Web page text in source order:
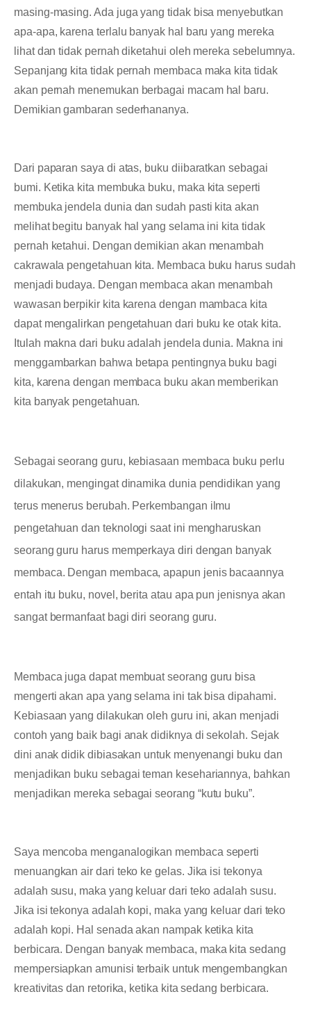
masing-masing. Ada juga yang tidak bisa menyebutkan
apa-apa, karena terlalu banyak hal baru yang mereka
lihat dan tidak pernah diketahui oleh mereka sebelumnya.
Sepanjang kita tidak pernah membaca maka kita tidak
akan pernah menemukan berbagai macam hal baru.
Demikian gambaran sederhananya.
Dari paparan saya di atas, buku diibaratkan sebagai
bumi. Ketika kita membuka buku, maka kita seperti
membuka jendela dunia dan sudah pasti kita akan
melihat begitu banyak hal yang selama ini kita tidak
pernah ketahui. Dengan demikian akan menambah
cakrawala pengetahuan kita. Membaca buku harus sudah
menjadi budaya. Dengan membaca akan menambah
wawasan berpikir kita karena dengan mambaca kita
dapat mengalirkan pengetahuan dari buku ke otak kita.
Itulah makna dari buku adalah jendela dunia. Makna ini
menggambarkan bahwa betapa pentingnya buku bagi
kita, karena dengan membaca buku akan memberikan
kita banyak pengetahuan.
Sebagai seorang guru, kebiasaan membaca buku perlu
dilakukan, mengingat dinamika dunia pendidikan yang
terus menerus berubah. Perkembangan ilmu
pengetahuan dan teknologi saat ini mengharuskan
seorang guru harus memperkaya diri dengan banyak
membaca. Dengan membaca, apapun jenis bacaannya
entah itu buku, novel, berita atau apa pun jenisnya akan
sangat bermanfaat bagi diri seorang guru.
Membaca juga dapat membuat seorang guru bisa
mengerti akan apa yang selama ini tak bisa dipahami.
Kebiasaan yang dilakukan oleh guru ini, akan menjadi
contoh yang baik bagi anak didiknya di sekolah. Sejak
dini anak didik dibiasakan untuk menyenangi buku dan
menjadikan buku sebagai teman kesehariannya, bahkan
menjadikan mereka sebagai seorang “kutu buku”.
Saya mencoba menganalogikan membaca seperti
menuangkan air dari teko ke gelas. Jika isi tekonya
adalah susu, maka yang keluar dari teko adalah susu.
Jika isi tekonya adalah kopi, maka yang keluar dari teko
adalah kopi. Hal senada akan nampak ketika kita
berbicara. Dengan banyak membaca, maka kita sedang
mempersiapkan amunisi terbaik untuk mengembangkan
kreativitas dan retorika, ketika kita sedang berbicara.